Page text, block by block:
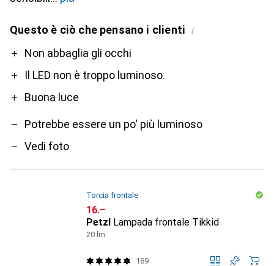
Questo è ciò che pensano i clienti i
ProNon abbaglia gli occhi
Il LED non è troppo luminoso.
Buona luce
Contro
Potrebbe essere un po' più luminoso
Vedi foto
Torcia frontale
CHF
16.–
Petzl Lampada frontale Tikkid
20 lm
189